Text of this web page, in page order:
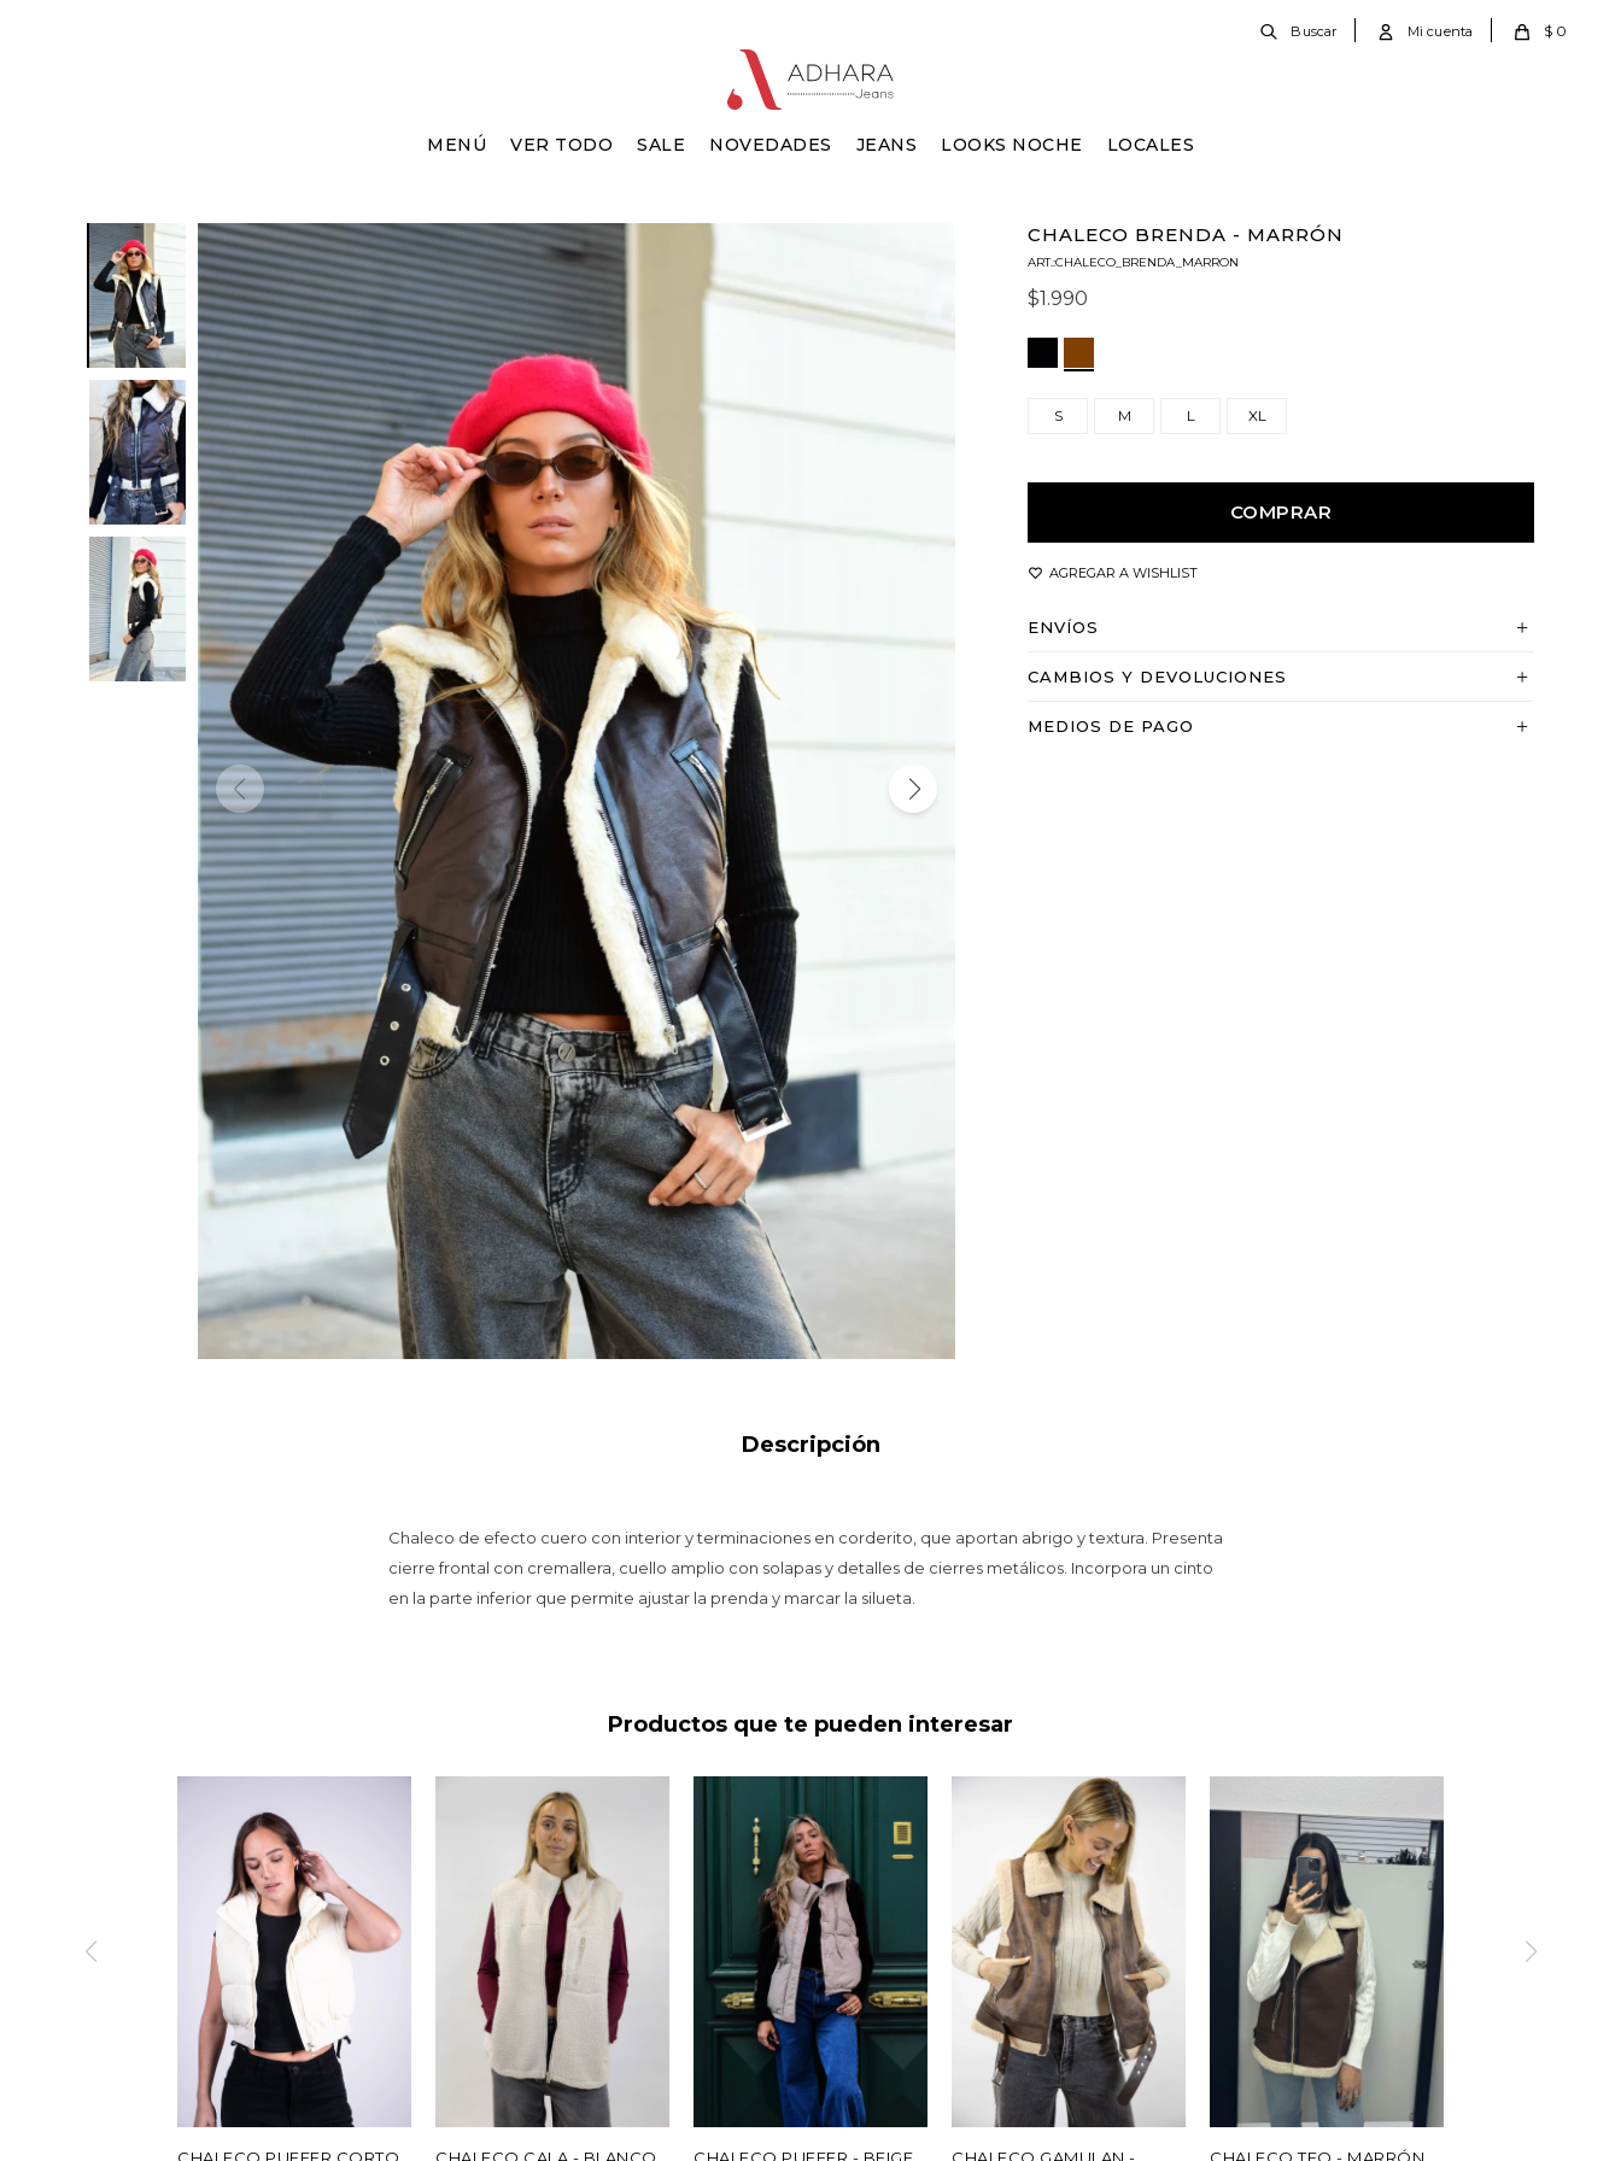
MENÚ VER TODO SALE NOVEDADES JEANS LOOKS NOCHE LOCALES
$ 0
CHALECO BRENDA - MARRÓN
CHALECO_BRENDA_MARRON
$1.990
S M L XL
COMPRAR
ENVÍOS
CAMBIOS Y DEVOLUCIONES
MEDIOS DE PAGO
Descripción
Chaleco de efecto cuero con interior y terminaciones en corderito, que aportan abrigo y textura. Presenta
cierre frontal con cremallera, cuello amplio con solapas y detalles de cierres metálicos. Incorpora un cinto
en la parte inferior que permite ajustar la prenda y marcar la silueta.
Productos que te pueden interesar